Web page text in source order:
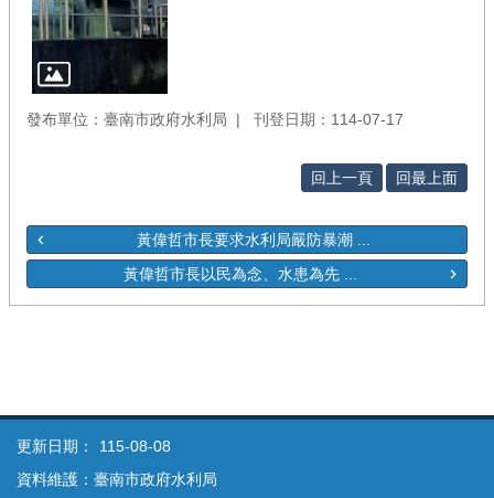
發布單位：臺南市政府水利局 刊登日期：114-07-17
回上一頁 回最上面
黃偉哲市長要求水利局嚴防暴潮 ...
黃偉哲市長以民為念、水患為先 ...
更新日期：
115-08-08
資料維護：臺南市政府水利局